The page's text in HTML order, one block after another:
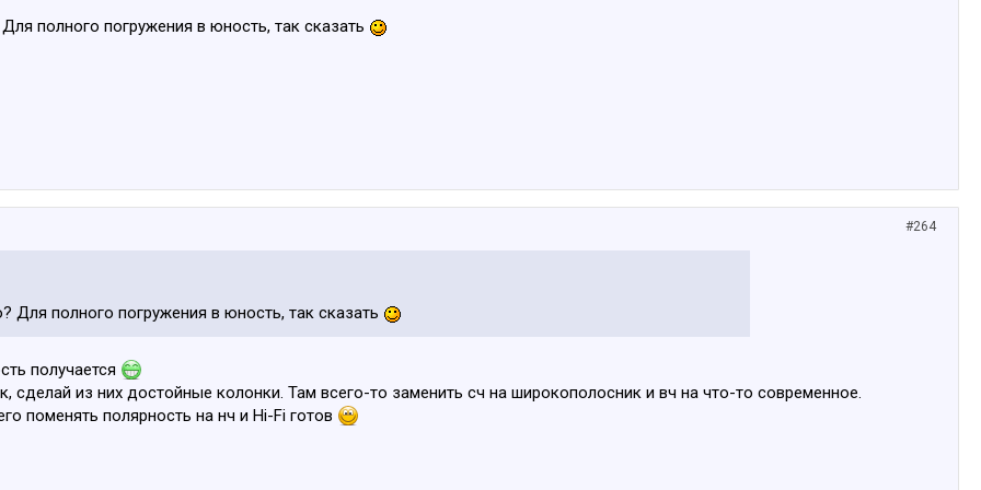
полного погружения в юность, так сказать
#264
Для полного погружения в юность, так сказать
получается
сделай из них достойные колонки. Там всего-то заменить сч на широкополосник и вч на что-то современное.
поменять полярность на нч и Hi-Fi готов